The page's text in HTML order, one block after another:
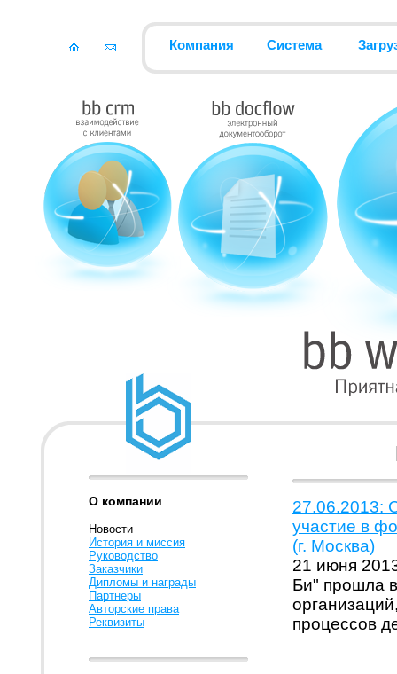
Компания Система
О компании
Новости
История и миссия
Руководство
Заказчики
Дипломы и награды
Партнеры
Авторские права
Реквизиты
27.06.2013:
участие в
(г. Москва)
21 июня
Би" прошла
процессов